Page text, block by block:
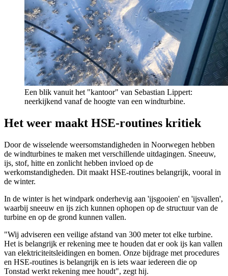
Een blik vanuit het "kantoor" van Sebastian Lippert:
neerkijkend vanaf de hoogte van een windturbine.
Het weer maakt HSE-routines kritiek
Door de wisselende weersomstandigheden in Noorwegen hebben
de windturbines te maken met verschillende uitdagingen. Sneeuw,
ijs, stof, hitte en zonlicht hebben invloed op de
werkomstandigheden. Dit maakt HSE-routines belangrijk, vooral in
de winter.
In de winter is het windpark onderhevig aan 'ijsgooien' en 'ijsvallen',
waarbij sneeuw en ijs zich kunnen ophopen op de structuur van de
turbine en op de grond kunnen vallen.
"Wij adviseren een veilige afstand van 300 meter tot elke turbine.
Het is belangrijk er rekening mee te houden dat er ook ijs kan vallen
van elektriciteitsleidingen en bomen. Onze bijdrage met procedures
en HSE-routines is belangrijk en is iets waar iedereen die op
Tonstad werkt rekening mee houdt", zegt hij.